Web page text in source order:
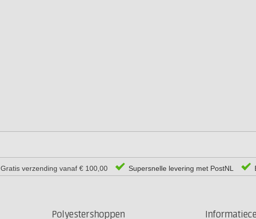
Gratis verzending vanaf € 100,00 Supersnelle levering met PostNL
Polyestershoppen